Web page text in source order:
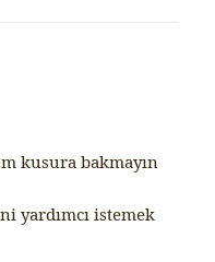
kusura bakmayın
yardımcı istemek